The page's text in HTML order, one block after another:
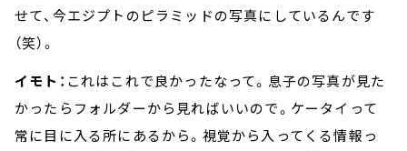
せて、今エジプトのピラミッドの写真にしているんです
（笑）。
イモト： これはこれで良かったなって。息子の写真が見た
かったらフォルダーから見ればいいので。ケータイって
常に目に入る所にあるから。視覚から入ってくる情報っ